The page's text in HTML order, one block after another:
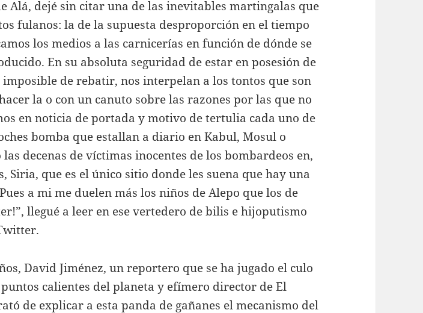
Alá, dejé sin citar una de las inevitables martingalas que
fulanos: la de la supuesta desproporción en el tiempo
los medios a las carnicerías en función de dónde se
En su absoluta seguridad de estar en posesión de
de rebatir, nos interpelan a los tontos que son
la o con un canuto sobre las razones por las que no
en noticia de portada y motivo de tertulia cada uno de
bomba que estallan a diario en Kabul, Mosul o
las decenas de víctimas inocentes de los bombardeos en,
Siria, que es el único sitio donde les suena que hay una
a mi me duelen más los niños de Alepo que los de
llegué a leer en ese vertedero de bilis e hijoputismo
David Jiménez, un reportero que se ha jugado el culo
calientes del planeta y efímero director de El
de explicar a esta panda de gañanes el mecanismo del